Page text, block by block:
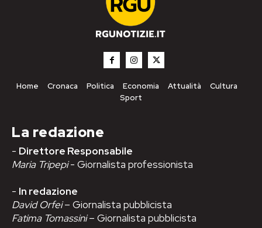
Home Cronaca Politica Economia Attualità
Cultura
Sport
La redazione
- Direttore Responsabile
Maria Tripepi- Giornalista professionista
- In redazione
David Orfei– Giornalista pubblicista
Fatima Tomassini– Giornalista pubblicista